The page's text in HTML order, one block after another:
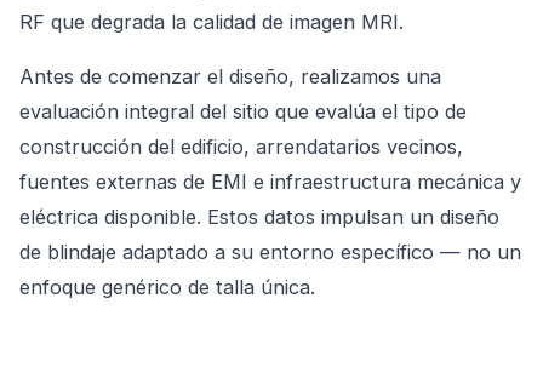
RF que degrada la calidad de imagen MRI.
Antes de comenzar el diseño, realizamos una
evaluación integral del sitio que evalúa el tipo de
construcción del edificio, arrendatarios vecinos,
fuentes externas de EMI e infraestructura mecánica y
eléctrica disponible. Estos datos impulsan un diseño
de blindaje adaptado a su entorno específico — no un
enfoque genérico de talla única.